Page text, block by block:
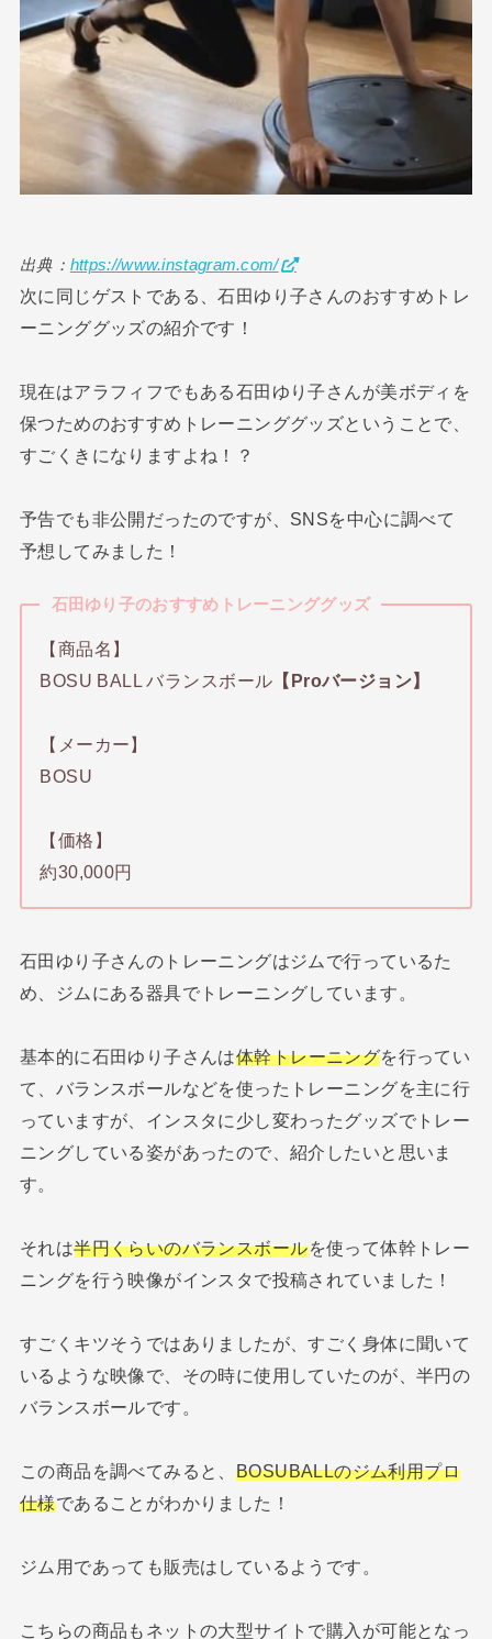
出典： https://www.instagram.com/
次に同じゲストである、石田ゆり子さんのおすすめトレ
ーニンググッズの紹介です！
現在はアラフィフでもある石田ゆり子さんが美ボディを
保つためのおすすめトレーニンググッズということで、
すごくきになりますよね！？
予告でも非公開だったのですが、SNSを中心に調べて
予想してみました！
石田ゆり子のおすすめトレーニンググッズ
【商品名】
BOSU BALL バランスボール 【Proバージョン】
【メーカー】
BOSU
【価格】
約30,000円
石田ゆり子さんのトレーニングはジムで行っているた
め、ジムにある器具でトレーニングしています。
基本的に石田ゆり子さんは体幹トレーニングを行ってい
て、バランスボールなどを使ったトレーニングを主に行
っていますが、インスタに少し変わったグッズでトレー
ニングしている姿があったので、紹介したいと思いま
す。
それは半円くらいのバランスボールを使って体幹トレー
ニングを行う映像がインスタで投稿されていました！
すごくキツそうではありましたが、すごく身体に聞いて
いるような映像で、その時に使用していたのが、半円の
バランスボールです。
この商品を調べてみると、 BOSUBALLのジム利用プロ
仕様であることがわかりました！
ジム用であっても販売はしているようです。
こちらの商品もネットの大型サイトで購入が可能となっ